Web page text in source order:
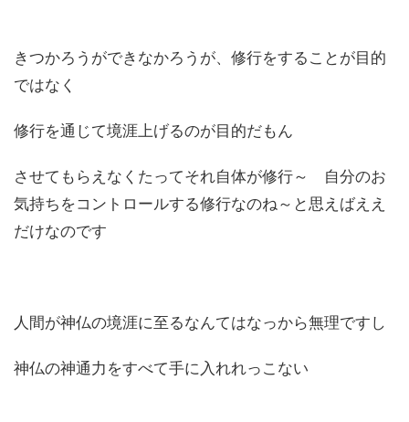
きつかろうができなかろうが、修行をすることが目的
ではなく
修行を通じて境涯上げるのが目的だもん
させてもらえなくたってそれ自体が修行～ 自分のお
気持ちをコントロールする修行なのね～と思えばええ
だけなのです
人間が神仏の境涯に至るなんてはなっから無理ですし
神仏の神通力をすべて手に入れれっこない